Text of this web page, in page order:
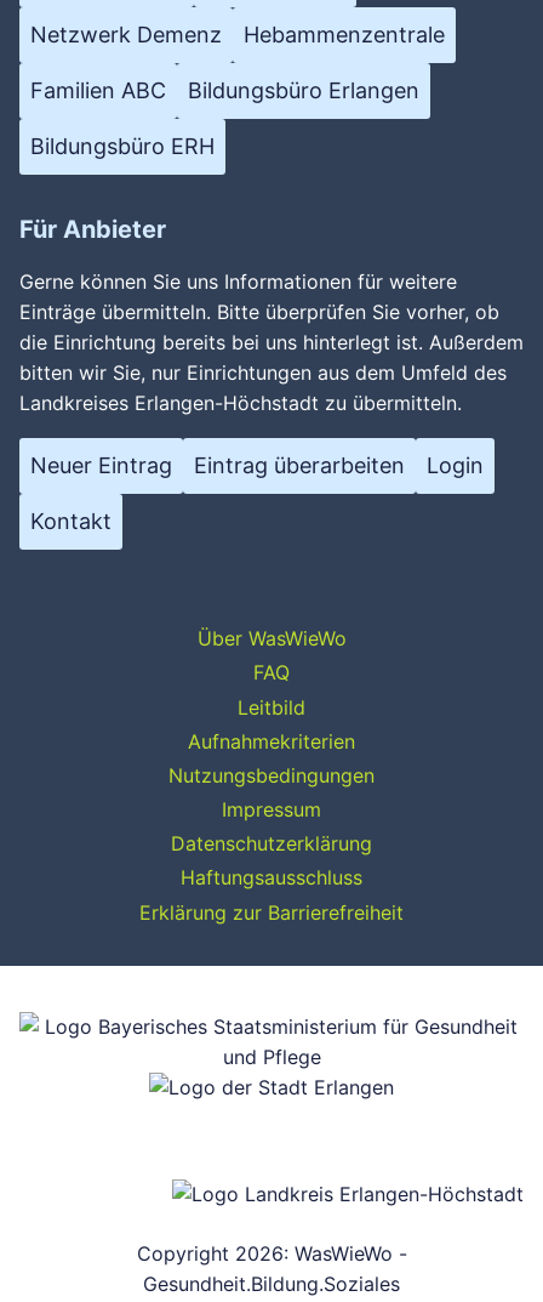
Netzwerk Demenz Hebammenzentrale
Familien ABC Bildungsbüro Erlangen
Bildungsbüro ERH
Für Anbieter
Gerne können Sie uns Informationen für weitere
Einträge übermitteln. Bitte überprüfen Sie vorher, ob
die Einrichtung bereits bei uns hinterlegt ist. Außerdem
bitten wir Sie, nur Einrichtungen aus dem Umfeld des
Landkreises Erlangen-Höchstadt zu übermitteln.
Neuer Eintrag Eintrag überarbeiten Login
Kontakt
Über WasWieWo
FAQ
Leitbild
Aufnahmekriterien
Nutzungsbedingungen
Impressum
Datenschutzerklärung
Haftungsausschluss
Erklärung zur Barrierefreiheit
Copyright 2026: WasWieWo -
Gesundheit.Bildung.Soziales